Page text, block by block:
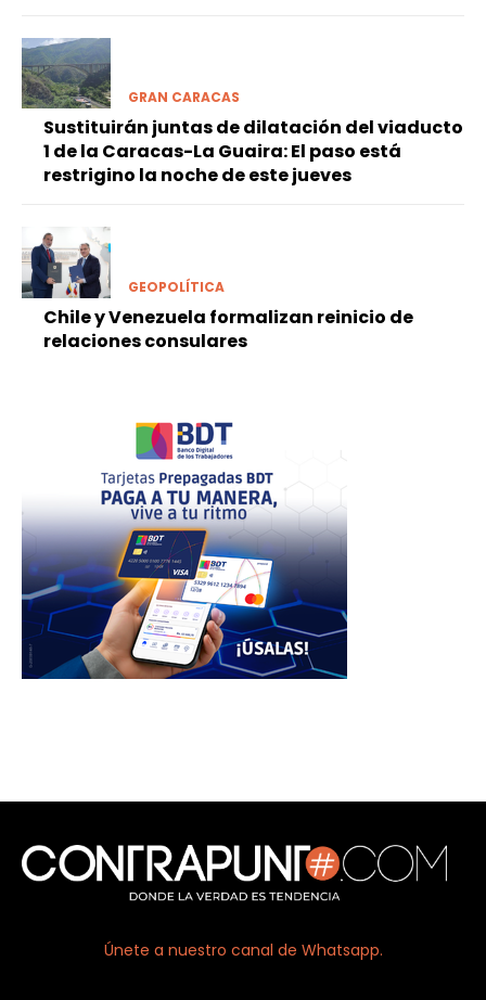
GRAN CARACAS
Sustituirán juntas de dilatación del viaducto
1 de la Caracas-La Guaira: El paso está
restrigino la noche de este jueves
GEOPOLÍTICA
Chile y Venezuela formalizan reinicio de
relaciones consulares
Únete a nuestro canal de Whatsapp.